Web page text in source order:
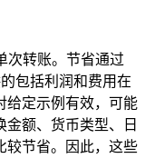
次转账。节省通过
包括利润和费用在
给定示例有效，可能
额、货币类型、日
较节省。因此，这些